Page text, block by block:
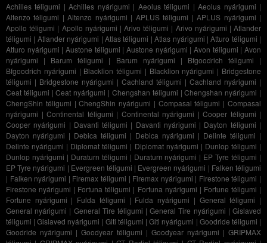
Achilles téligumi |Achilles nyárigumi | Aeolus téligumi |Aeolus nyárigumi |
Altenzo téligumi |Altenzo nyárigumi | APLUS téligumi |APLUS nyárigumi |
Apollo téligumi | Apollo nyárigumi |Arivo téligumi | Arivo nyárigumi |Atlander
téligumi | Atlander nyárigumi | Atlas téligumi |Atlas nyárigumi |Atturo téligumi |
Atturo nyárigumi |Austone téligumi |Austone nyárigumi |Avon téligumi |Avon
nyárigumi | Barum téligumi | Barum nyárigumi | Bfgoodrich téligumi |
Bfgoodrich nyárigumi | Blacklion téligumi | Blacklion nyárigumi | Bridgestone
téligumi | Bridgestone nyárigumi | Cachland téligumi | Cachland nyárigumi |
Ceat téligumi |Ceat nyárigumi | Chengshan téligumi |Chengshan nyárigumi |
ChengShin téligumi |ChengShin nyárigumi | Compasal téligumi |Compasal
nyárigumi | Continental téligumi | Continental nyárigumi | Cooper téligumi |
Cooper nyárigumi | Davanti téligumi | Davanti nyárigumi | Dayton téligumi |
Dayton nyárigumi | Debica téligumi | Debica nyárigumi | Delinte téligumi |
Delinte nyárigumi | Diplomat téligumi | Diplomat nyárigumi | Dunlop téligumi |
Dunlop nyárigumi | Duraturn téligumi | Duraturn nyárigumi | EP Tyre téligumi |
EP Tyre nyárigumi | Evergreen téligumi | Evergreen nyárigumi | Falken téligumi
| Falken nyárigumi | Firemax téligumi | Firemax nyárigumi | Firestone téligumi |
Firestone nyárigumi | Fortuna téligumi | Fortuna nyárigumi | Fortune téligumi |
Fortune nyárigumi | Fulda téligumi | Fulda nyárigumi | General téligumi |
General nyárigumi | General Tire téligumi |General Tire nyárigumi |Gislaved
téligumi |Gislaved nyárigumi | Giti téligumi |Giti nyárigumi | Goodride téligumi |
Goodride nyárigumi | Goodyear téligumi | Goodyear nyárigumi | GRIPMAX